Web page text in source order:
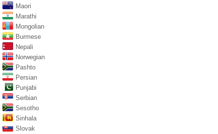
Maori
Marathi
Mongolian
Burmese
Nepali
Norwegian
Pashto
Persian
Punjabi
Serbian
Sesotho
Sinhala
Slovak